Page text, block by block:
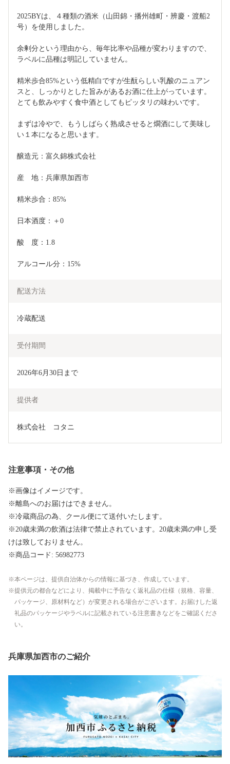
2025BYは、４種類の酒米（山田錦・播州雄町・辨慶・渡船2
号）を使用しました。
余剰分という理由から、毎年比率や品種が変わりますので、
ラベルに品種は明記していません。
精米歩合85%という低精白ですが生酛らしい乳酸のニュアン
スと、しっかりとした旨みがあるお酒に仕上がっています。
とても飲みやすく食中酒としてもピッタリの味わいです。
まずは冷やで、もうしばらく熟成させると燗酒にして美味し
い１本になると思います。
醸造元：富久錦株式会社
産　地：兵庫県加西市
精米歩合：85%
日本酒度：＋0
酸　度：1.8
アルコール分：15%
配送方法
冷蔵配送
受付期間
2026年6月30日まで
提供者
株式会社　コタニ
注意事項・その他
※画像はイメージです。
※離島へのお届けはできません。
※冷蔵商品の為、クール便にて送付いたします。
※20歳未満の飲酒は法律で禁止されています。20歳未満の申し受
けは致しておりません。
※商品コード: 56982773
本ページは、提供自治体からの情報に基づき、作成しています。
提供元の都合などにより、掲載中に予告なく返礼品の仕様（規格、容量、
パッケージ、原材料など）が変更される場合がございます。お届けした返
礼品のパッケージやラベルに記載されている注意書きなどをご確認くださ
い。
兵庫県加西市のご紹介